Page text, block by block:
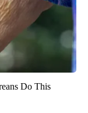
Do This